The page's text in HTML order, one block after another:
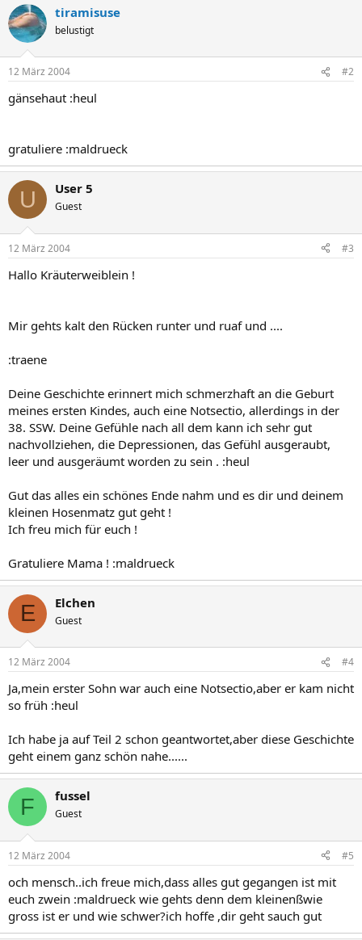
tiramisuse
belustigt
12 März 2004 #2
gänsehaut :heul
gratuliere :maldrueck
U User 5
Guest
12 März 2004 #3
Hallo Kräuterweiblein !
Mir gehts kalt den Rücken runter und ruaf und ....
:traene
Deine Geschichte erinnert mich schmerzhaft an die Geburt
meines ersten Kindes, auch eine Notsectio, allerdings in der
38. SSW. Deine Gefühle nach all dem kann ich sehr gut
nachvollziehen, die Depressionen, das Gefühl ausgeraubt,
leer und ausgeräumt worden zu sein . :heul
Gut das alles ein schönes Ende nahm und es dir und deinem
kleinen Hosenmatz gut geht !
Ich freu mich für euch !
Gratuliere Mama ! :maldrueck
E Elchen
Guest
12 März 2004 #4
Ja,mein erster Sohn war auch eine Notsectio,aber er kam nicht
so früh :heul
Ich habe ja auf Teil 2 schon geantwortet,aber diese Geschichte
geht einem ganz schön nahe......
F fussel
Guest
12 März 2004 #5
och mensch..ich freue mich,dass alles gut gegangen ist mit
euch zwein :maldrueck wie gehts denn dem kleinenßwie
gross ist er und wie schwer?ich hoffe ,dir geht sauch gut